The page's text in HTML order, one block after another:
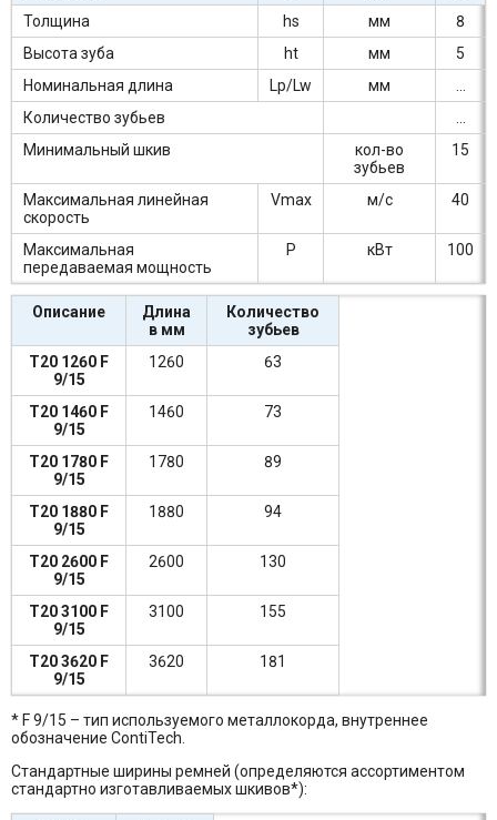
Толщина
hs мм
8
Высота зуба
ht мм
5
Номинальная длина
Lp/Lw мм
...
Количество зубьев
...
Минимальный шкив
кол-во
зубьев
15
Максимальная линейная
скорость
Vmax м/c 40
Максимальная
передаваемая мощность
P кВт 100
Описание
Длина
в мм
Количество
зубьев
T20 1260 F
9/15
1260 63
T20 1460 F
9/15
1460 73
T20 1780 F
9/15
1780 89
T20 1880 F
9/15
1880 94
T20 2600 F
9/15
2600 130
T20 3100 F
9/15
3100 155
T20 3620 F
9/15
3620 181
* F 9/15 – тип используемого металлокорда, внутреннее
обозначение ContiTech.
Стандартные ширины ремней (определяются ассортиментом
стандартно изготавливаемых шкивов*):